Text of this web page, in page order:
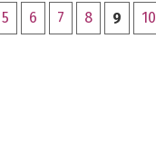
5 6 7 8 9 10